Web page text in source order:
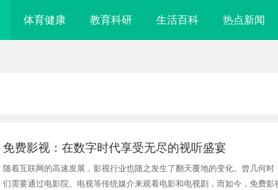
体育健康 教育科研 生活百科 热点新闻
免费影视：在数字时代享受无尽的视听盛宴
随着互联网的高速发展，影视行业也随之发生了翻天覆地的变化。曾几何时
们需要通过电影院、电视等传统媒介来观看电影和电视剧，而如今，免费影